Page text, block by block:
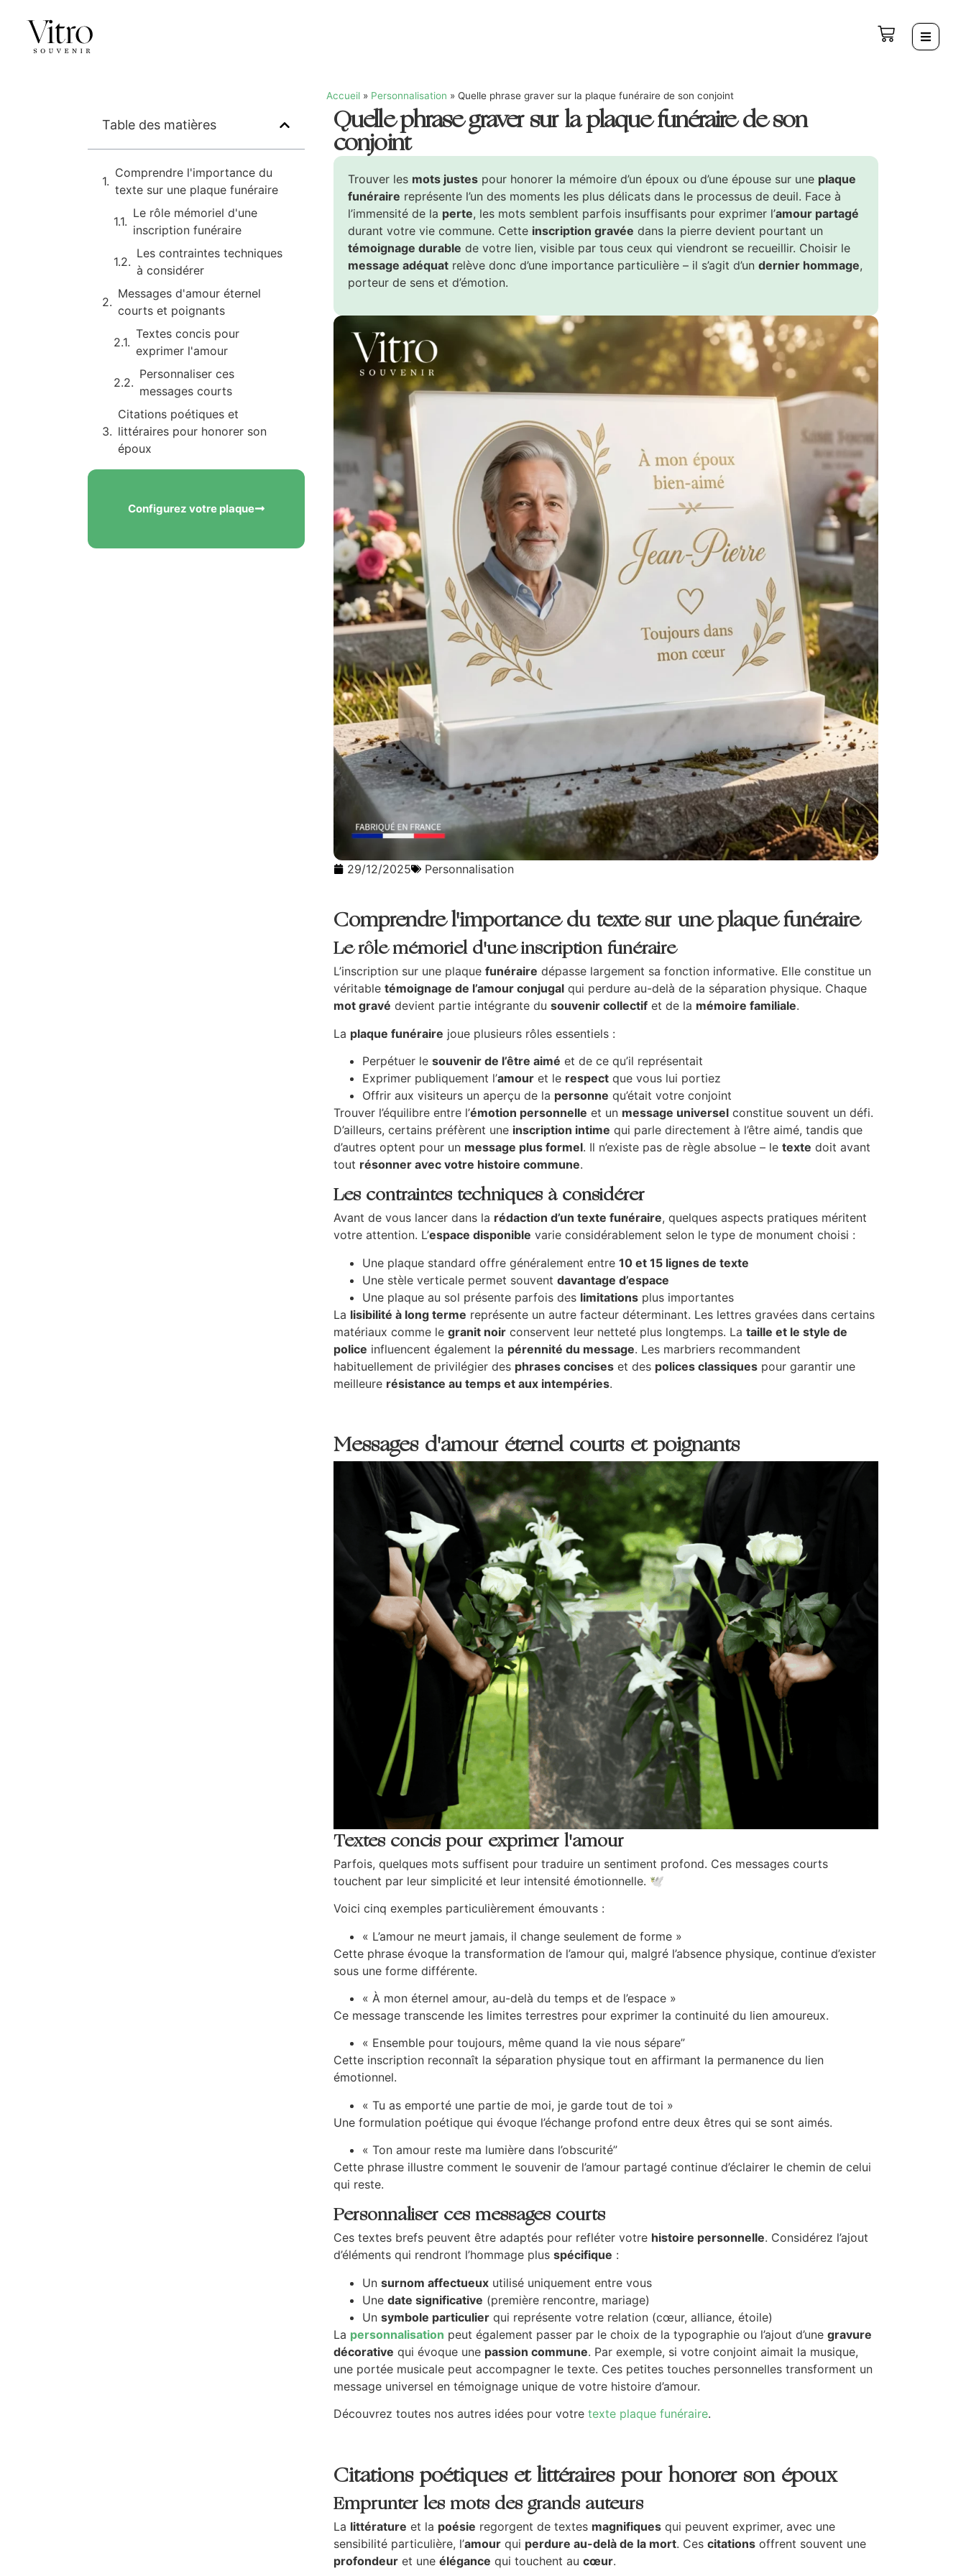
Table des matières
Comprendre l'importance du
texte sur une plaque funéraire
Le rôle mémoriel d'une
inscription funéraire
Les contraintes techniques
à considérer
Messages d'amour éternel
courts et poignants
Textes concis pour
exprimer l'amour
Personnaliser ces
messages courts
Citations poétiques et
littéraires pour honorer son
époux
Emprunter les mots des
Adapter une citation à
Textes religieux et spirituels
Configurez votre plaque
Accueil » Personnalisation » Quelle phrase graver sur la plaque funéraire de son conjoint
Quelle phrase graver sur la plaque funéraire de son
conjoint
Trouver les mots justes pour honorer la mémoire d’un époux ou d’une épouse sur une plaque
funéraire représente l’un des moments les plus délicats dans le processus de deuil. Face à
l’immensité de la perte, les mots semblent parfois insuffisants pour exprimer l’amour partagé
durant votre vie commune. Cette inscription gravée dans la pierre devient pourtant un
témoignage durable de votre lien, visible par tous ceux qui viendront se recueillir. Choisir le
message adéquat relève donc d’une importance particulière – il s’agit d’un dernier hommage,
porteur de sens et d’émotion.
29/12/2025 Personnalisation
Comprendre l'importance du texte sur une plaque funéraire
Le rôle mémoriel d'une inscription funéraire
L’inscription sur une plaque funéraire dépasse largement sa fonction informative. Elle constitue un
véritable témoignage de l’amour conjugal qui perdure au-delà de la séparation physique. Chaque
mot gravé devient partie intégrante du souvenir collectif et de la mémoire familiale.
La plaque funéraire joue plusieurs rôles essentiels :
Perpétuer le souvenir de l’être aimé et de ce qu’il représentait
Exprimer publiquement l’amour et le respect que vous lui portiez
Offrir aux visiteurs un aperçu de la personne qu’était votre conjoint
Trouver l’équilibre entre l’émotion personnelle et un message universel constitue souvent un défi.
D’ailleurs, certains préfèrent une inscription intime qui parle directement à l’être aimé, tandis que
d’autres optent pour un message plus formel. Il n’existe pas de règle absolue – le texte doit avant
tout résonner avec votre histoire commune.
Les contraintes techniques à considérer
Avant de vous lancer dans la rédaction d’un texte funéraire, quelques aspects pratiques méritent
votre attention. L’espace disponible varie considérablement selon le type de monument choisi :
Une plaque standard offre généralement entre 10 et 15 lignes de texte
Une stèle verticale permet souvent davantage d’espace
Une plaque au sol présente parfois des limitations plus importantes
La lisibilité à long terme représente un autre facteur déterminant. Les lettres gravées dans certains
matériaux comme le granit noir conservent leur netteté plus longtemps. La taille et le style de
police influencent également la pérennité du message. Les marbriers recommandent
habituellement de privilégier des phrases concises et des polices classiques pour garantir une
meilleure résistance au temps et aux intempéries.
Messages d'amour éternel courts et poignants
Textes concis pour exprimer l'amour
Parfois, quelques mots suffisent pour traduire un sentiment profond. Ces messages courts
touchent par leur simplicité et leur intensité émotionnelle. 🕊️
Voici cinq exemples particulièrement émouvants :
« L’amour ne meurt jamais, il change seulement de forme »
Cette phrase évoque la transformation de l’amour qui, malgré l’absence physique, continue d’exister
sous une forme différente.
« À mon éternel amour, au-delà du temps et de l’espace »
Ce message transcende les limites terrestres pour exprimer la continuité du lien amoureux.
« Ensemble pour toujours, même quand la vie nous sépare”
Cette inscription reconnaît la séparation physique tout en affirmant la permanence du lien
émotionnel.
« Tu as emporté une partie de moi, je garde tout de toi »
Une formulation poétique qui évoque l’échange profond entre deux êtres qui se sont aimés.
« Ton amour reste ma lumière dans l’obscurité”
Cette phrase illustre comment le souvenir de l’amour partagé continue d’éclairer le chemin de celui
qui reste.
Personnaliser ces messages courts
Ces textes brefs peuvent être adaptés pour refléter votre histoire personnelle. Considérez l’ajout
d’éléments qui rendront l’hommage plus spécifique :
Un surnom affectueux utilisé uniquement entre vous
Une date significative (première rencontre, mariage)
Un symbole particulier qui représente votre relation (cœur, alliance, étoile)
La personnalisation peut également passer par le choix de la typographie ou l’ajout d’une gravure
décorative qui évoque une passion commune. Par exemple, si votre conjoint aimait la musique,
une portée musicale peut accompagner le texte. Ces petites touches personnelles transforment un
message universel en témoignage unique de votre histoire d’amour.
Découvrez toutes nos autres idées pour votre texte plaque funéraire.
Citations poétiques et littéraires pour honorer son époux
Emprunter les mots des grands auteurs
La littérature et la poésie regorgent de textes magnifiques qui peuvent exprimer, avec une
sensibilité particulière, l’amour qui perdure au-delà de la mort. Ces citations offrent souvent une
profondeur et une élégance qui touchent au cœur.